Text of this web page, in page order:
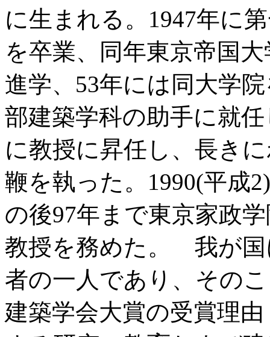
に生まれる。1947年に
を卒業、同年東京帝国
進学、53年には同大学
部建築学科の助手に就
に教授に昇任し、長き
鞭を執った。1990(平成
の後97年まで東京家政
教授を務めた。 我が国
者の一人であり、その
建築学会大賞の受賞理